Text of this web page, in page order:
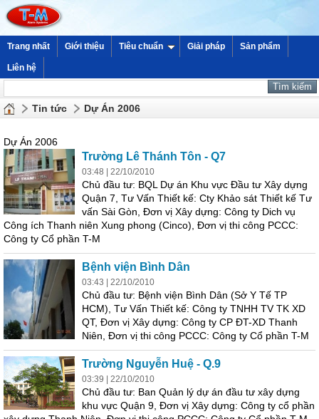
Trang nhất Giới thiệu Tiêu chuẩn Giải pháp Sản phẩm
Liên hệ
Tin tức Dự Án 2006
Dự Án 2006
Trường Lê Thánh Tôn - Q7
03:48 | 22/10/2010
Chủ đầu tư: BQL Dự án Khu vực Đầu tư Xây dựng
Quận 7, Tư Vấn Thiết kế: Cty Khảo sát Thiết kế Tư
vấn Sài Gòn, Đơn vị Xây dựng: Công ty Dich vụ
Công ích Thanh niên Xung phong (Cinco), Đơn vị thi công PCCC:
Công ty Cổ phần T-M
Bệnh viện Bình Dân
03:43 | 22/10/2010
Chủ đầu tư: Bệnh viện Bình Dân (Sở Y Tế TP
HCM), Tư Vấn Thiết kế: Công ty TNHH TV TK XD
QT, Đơn vị Xây dựng: Công ty CP ĐT-XD Thanh
Niên, Đơn vị thi công PCCC: Công ty Cổ phần T-M
Trường Nguyễn Huệ - Q.9
03:39 | 22/10/2010
Chủ đầu tư: Ban Quản lý dự án đầu tư xây dựng
khu vực Quận 9, Đơn vị Xây dựng: Công ty cổ phần